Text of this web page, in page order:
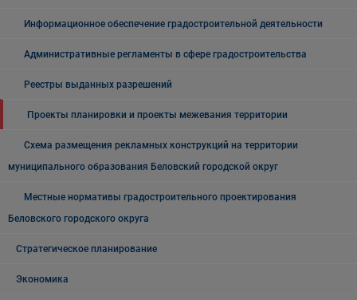
Информационное обеспечение градостроительной деятельности
Административные регламенты в сфере градостроительства
Реестры выданных разрешений
Проекты планировки и проекты межевания территории
Схема размещения рекламных конструкций на территории
муниципального образования Беловский городской округ
Местные нормативы градостроительного проектирования
Беловского городского округа
Стратегическое планирование
Экономика